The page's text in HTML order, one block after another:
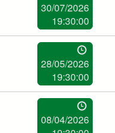
30/07/2026
19:30:00
28/05/2026
19:30:00
08/04/2026